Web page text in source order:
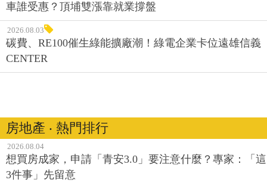
車誰受惠？頂埔雙漲靠就業撐盤
2026.08.03
碳費、RE100催生綠能擴廠潮！綠電企業卡位遠雄信義
CENTER
房地產 ‧ 熱門排行
2026.08.04
想買房成家，申請「青安3.0」要注意什麼？專家：「這
3件事」先留意